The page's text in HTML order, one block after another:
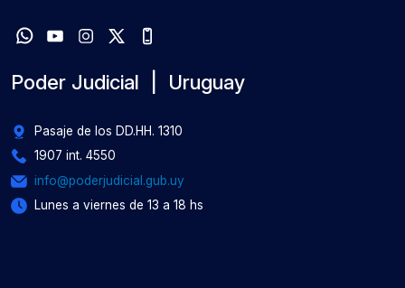
Poder Judicial | Uruguay
Pasaje de los DD.HH. 1310
1907 int. 4550
info@poderjudicial.gub.uy
Lunes a viernes de 13 a 18 hs